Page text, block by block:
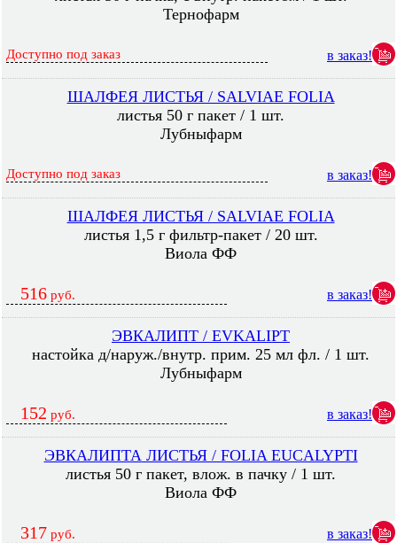
Тернофарм
Доступно под заказ в заказ!
ШАЛФЕЯ ЛИСТЬЯ / SALVIAE FOLIA
листья 50 г пакет / 1 шт.
Лубныфарм
Доступно под заказ в заказ!
ШАЛФЕЯ ЛИСТЬЯ / SALVIAE FOLIA
листья 1,5 г фильтр-пакет / 20 шт.
Виола ФФ
516 руб. в заказ!
ЭВКАЛИПТ / EVKALIPT
настойка д/наруж./внутр. прим. 25 мл фл. / 1 шт.
Лубныфарм
152 руб. в заказ!
ЭВКАЛИПТА ЛИСТЬЯ / FOLIA EUCALYPTI
листья 50 г пакет, влож. в пачку / 1 шт.
Виола ФФ
317 руб. в заказ!